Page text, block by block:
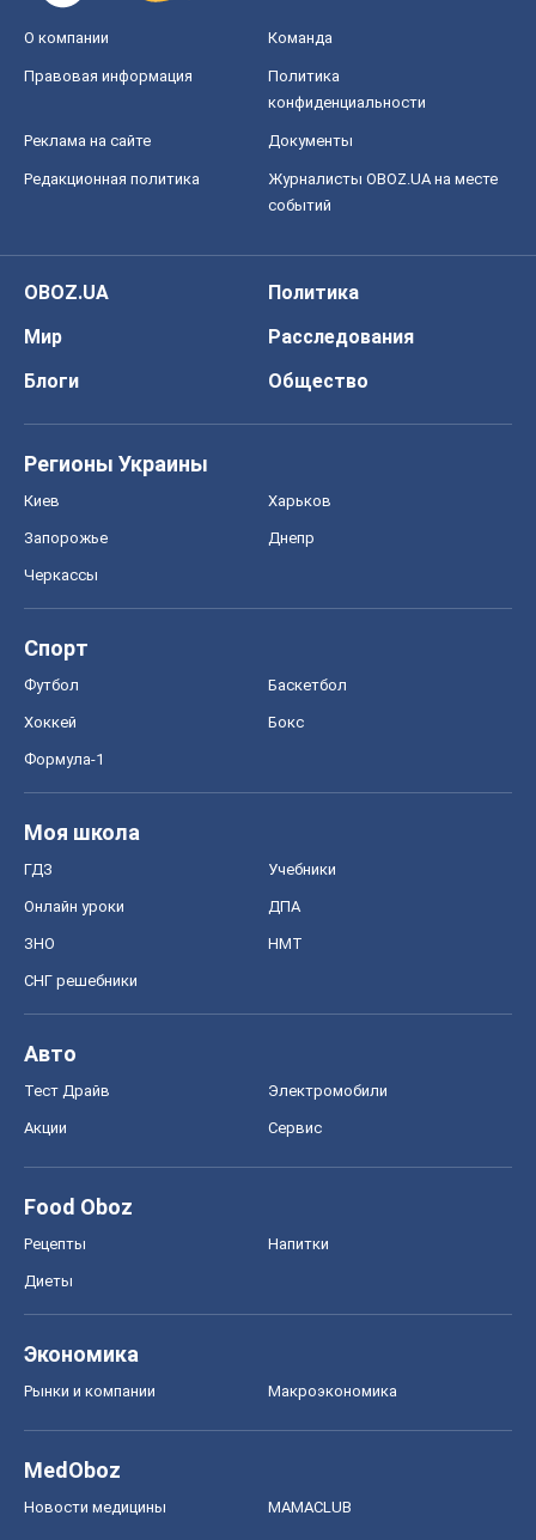
О компании Команда
Правовая информация
Политика
конфиденциальности
Реклама на сайте Документы
Редакционная политика
Журналисты OBOZ.UA на месте
событий
OBOZ.UA
Политика
Мир
Расследования
Блоги
Общество
Регионы Украины
Киев Харьков
Запорожье Днепр
Черкассы
Спорт
Футбол Баскетбол
Хоккей Бокс
Формула-1
Моя школа
ГДЗ Учебники
Онлайн уроки ДПА
ЗНО НМТ
СНГ решебники
Авто
Тест Драйв Электромобили
Акции Сервис
Food Oboz
Рецепты Напитки
Диеты
Экономика
Рынки и компании Mакроэкономика
MedOboz
Новости медицины MAMACLUB